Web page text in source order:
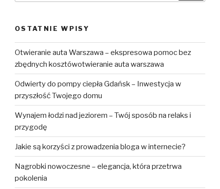
OSTATNIE WPISY
Otwieranie auta Warszawa – ekspresowa pomoc bez
zbędnych kosztówotwieranie auta warszawa
Odwierty do pompy ciepła Gdańsk – Inwestycja w
przyszłość Twojego domu
Wynajem łodzi nad jeziorem – Twój sposób na relaks i
przygodę
Jakie są korzyści z prowadzenia bloga w internecie?
Nagrobki nowoczesne – elegancja, która przetrwa
pokolenia